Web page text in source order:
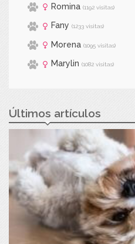
Romina (1192 visitas)
Fany (1233 visitas)
Morena (1095 visitas)
Marylin (1082 visitas)
Últimos artículos